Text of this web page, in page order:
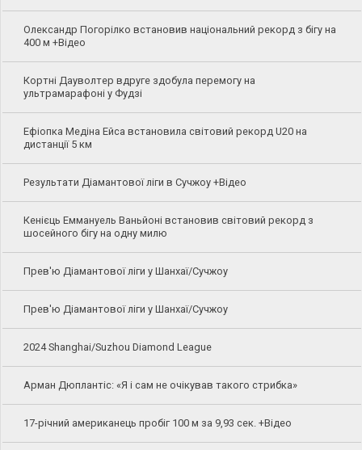
Олександр Погорілко встановив національний рекорд з бігу на
400 м +Відео
Кортні Дауволтер вдруге здобула перемогу на
ультрамарафоні у Фудзі
Ефіопка Медіна Ейса встановила світовий рекорд U20 на
дистанції 5 км
Результати Діамантової ліги в Сучжоу +Відео
Кенієць Еммануель Ваньйоні встановив світовий рекорд з
шосейного бігу на одну милю
Прев'ю Діамантової ліги у Шанхаї/Сучжоу
Прев'ю Діамантової ліги у Шанхаї/Сучжоу
2024 Shanghai/Suzhou Diamond League
Арман Дюплантіс: «Я і сам не очікував такого стрибка»
17-річний американець пробіг 100 м за 9,93 сек. +Відео